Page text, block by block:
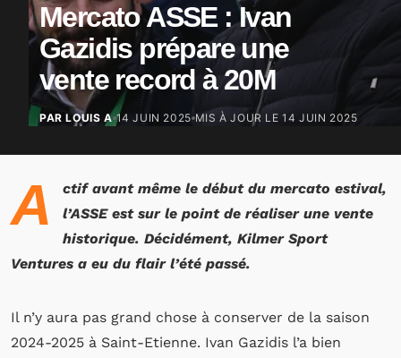
Mercato ASSE : Ivan
Gazidis prépare une
vente record à 20M
PAR LOUIS A 14 JUIN 2025 MIS À JOUR LE14 JUIN 2025
A
ctif avant même le début du mercato estival,
l’ASSE est sur le point de réaliser une vente
historique. Décidément, Kilmer Sport
Ventures a eu du flair l’été passé.
Il n’y aura pas grand chose à conserver de la saison
2024-2025 à Saint-Etienne. Ivan Gazidis l’a bien